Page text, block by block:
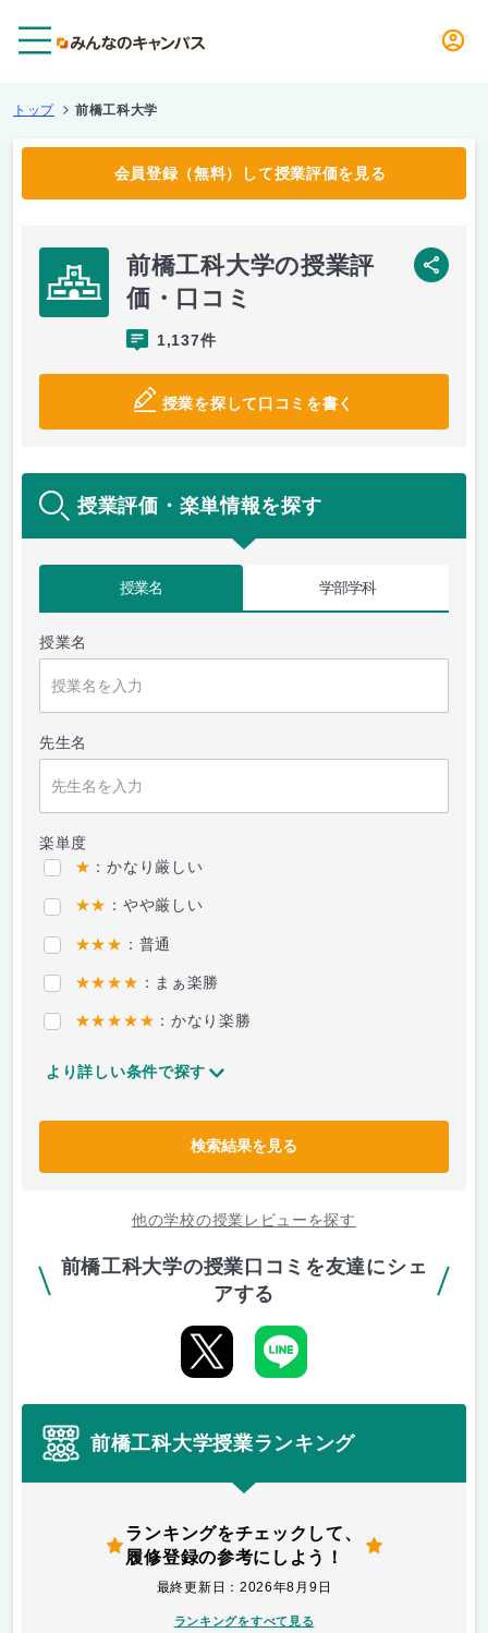
トップ 前橋工科大学
会員登録（無料）して授業評価を見る
前橋工科大学の授業評
価・口コミ
1,137件
授業を探して口コミを書く
SNS
授業評価・楽単情報を探す
授業名 学部学科
授業名
先生名
楽単度
★ ：かなり厳しい
★★ ：やや厳しい
★★★ ：普通
★★★★ ：まぁ楽勝
★★★★★ ：かなり楽勝
より詳しい条件で探す
検索結果を見る
他の学校の授業レビューを探す
前橋工科大学の授業口コミを友達にシェ
アする
前橋工科大学授業ランキング
ランキングをチェックして、
履修登録の参考にしよう！
最終更新日：2026年8月9日
ランキングをすべて見る